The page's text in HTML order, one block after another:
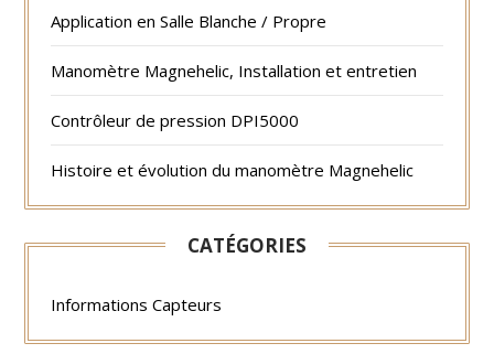
Application en Salle Blanche / Propre
Manomètre Magnehelic, Installation et entretien
Contrôleur de pression DPI5000
Histoire et évolution du manomètre Magnehelic
CATÉGORIES
Informations Capteurs